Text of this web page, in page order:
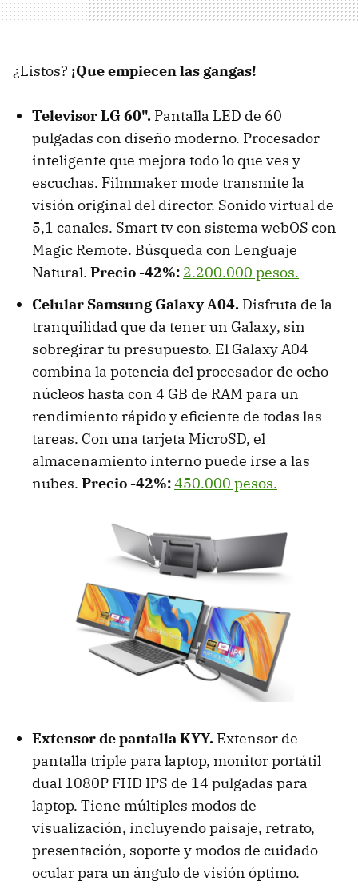
¿Listos? ¡Que empiecen las gangas!
Televisor LG 60". Pantalla LED de 60
pulgadas con diseño moderno. Procesador
inteligente que mejora todo lo que ves y
escuchas. Filmmaker mode transmite la
visión original del director. Sonido virtual de
5,1 canales. Smart tv con sistema webOS con
Magic Remote. Búsqueda con Lenguaje
Natural. Precio -42%: 2.200.000 pesos.
Celular Samsung Galaxy A04. Disfruta de la
tranquilidad que da tener un Galaxy, sin
sobregirar tu presupuesto. El Galaxy A04
combina la potencia del procesador de ocho
núcleos hasta con 4 GB de RAM para un
rendimiento rápido y eficiente de todas las
tareas. Con una tarjeta MicroSD, el
almacenamiento interno puede irse a las
nubes. Precio -42%:450.000 pesos.
Extensor de pantalla KYY. Extensor de
pantalla triple para laptop, monitor portátil
dual 1080P FHD IPS de 14 pulgadas para
laptop. Tiene múltiples modos de
visualización, incluyendo paisaje, retrato,
presentación, soporte y modos de cuidado
ocular para un ángulo de visión óptimo.